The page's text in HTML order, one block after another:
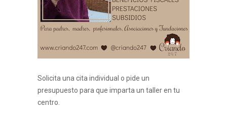
Solicita una cita individual o pide un
presupuesto para que imparta un taller en tu
centro.